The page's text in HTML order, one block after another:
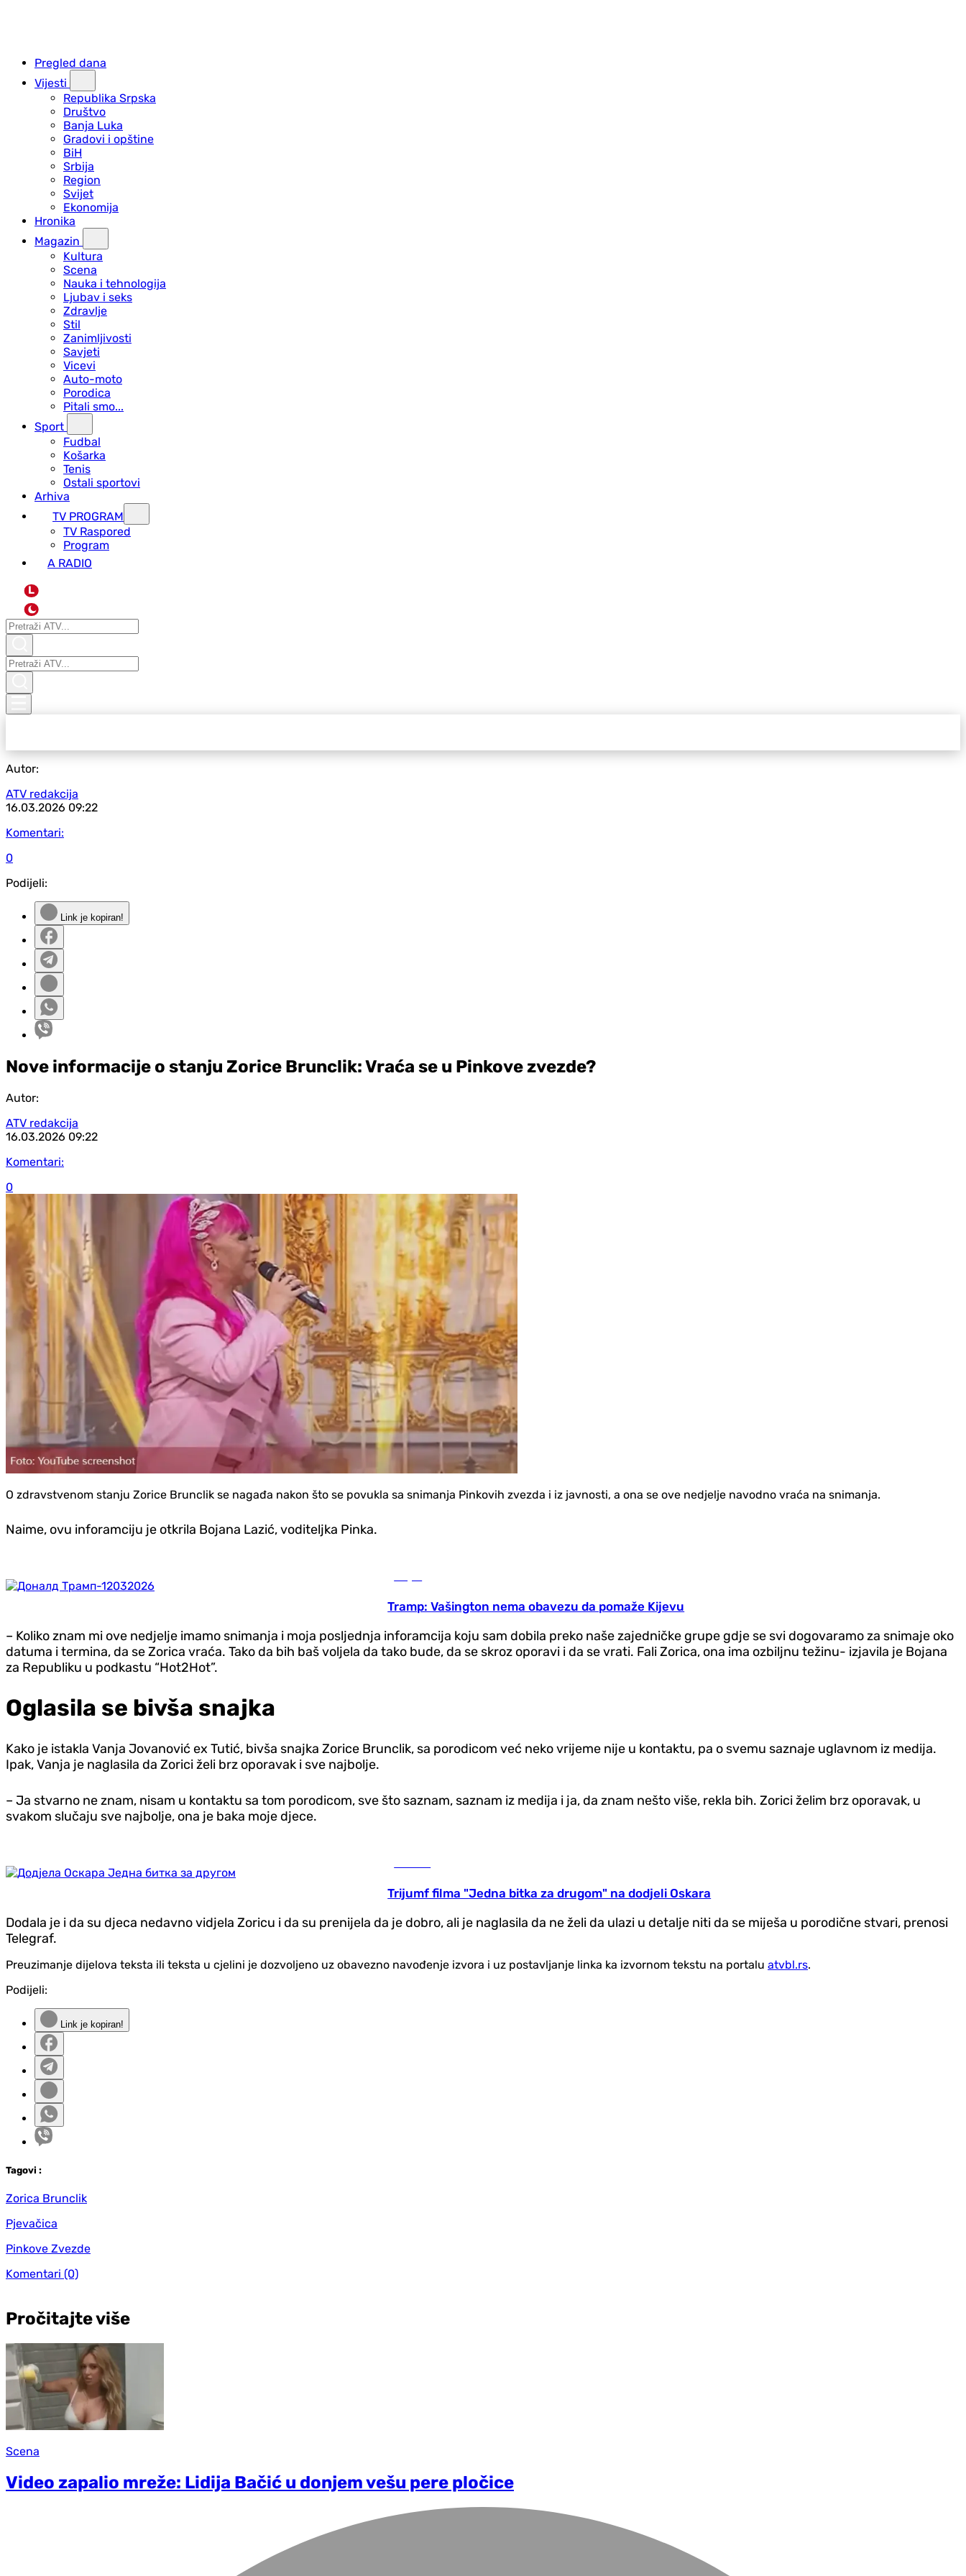
Pregled dana
Vijesti
Republika Srpska
Društvo
Banja Luka
Gradovi i opštine
BiH
Srbija
Region
Svijet
Ekonomija
Hronika
Magazin
Kultura
Scena
Nauka i tehnologija
Ljubav i seks
Zdravlje
Stil
Zanimljivosti
Savjeti
Vicevi
Auto-moto
Porodica
Pitali smo...
Sport
Fudbal
Košarka
Tenis
Ostali sportovi
Arhiva
TV PROGRAM
ТV Raspored
Program
A RADIO
L
Autor:
ATV redakcija
16.03.2026 09:22
Komentari:
0
Podijeli:
Link je kopiran!
Nove informacije o stanju Zorice Brunclik: Vraća se u Pinkove zvezde?
Autor:
ATV redakcija
16.03.2026 09:22
Komentari:
0
O zdravstvenom stanju Zorice Brunclik se nagađa nakon što se povukla sa snimanja Pinkovih zvezda i iz javnosti, a ona se ove nedjelje navodno vraća na snimanja.
Naime, ovu inforamciju je otkrila Bojana Lazić, voditeljka Pinka.
Tramp: Vašington nema obavezu da pomaže Kijevu
– Koliko znam mi ove nedjelje imamo snimanja i moja posljednja inforamcija koju sam dobila preko naše zajedničke grupe gdje se svi dogovaramo za snimaje oko
datuma i termina, da se Zorica vraća. Tako da bih baš voljela da tako bude, da se skroz oporavi i da se vrati. Fali Zorica, ona ima ozbiljnu težinu- izjavila je Bojana
za Republiku u podkastu “Hot2Hot”.
Oglasila se bivša snajka
Kako je istakla Vanja Jovanović ex Tutić, bivša snajka Zorice Brunclik, sa porodicom već neko vrijeme nije u kontaktu, pa o svemu saznaje uglavnom iz medija.
Ipak, Vanja je naglasila da Zorici želi brz oporavak i sve najbolje.
– Ja stvarno ne znam, nisam u kontaktu sa tom porodicom, sve što saznam, saznam iz medija i ja, da znam nešto više, rekla bih. Zorici želim brz oporavak, u
svakom slučaju sve najbolje, ona je baka moje djece.
Trijumf filma "Jedna bitka za drugom" na dodjeli Oskara
Dodala je i da su djeca nedavno vidjela Zoricu i da su prenijela da je dobro, ali je naglasila da ne želi da ulazi u detalje niti da se miješa u porodične stvari, prenosi
Telegraf.
Preuzimanje dijelova teksta ili teksta u cjelini je dozvoljeno uz obavezno navođenje izvora i uz postavljanje linka ka izvornom tekstu na portalu atvbl.rs.
Podijeli:
Link je kopiran!
Tagovi :
Zorica Brunclik
Pjevačica
Pinkove Zvezde
Komentari (0)
Pročitajte više
Scena
Video zapalio mreže: Lidija Bačić u donjem vešu pere pločice